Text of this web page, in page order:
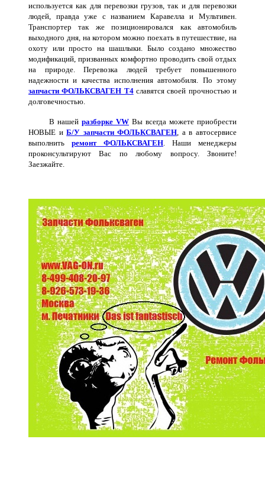
используется как для перевозки грузов, так и для перевозки
людей, правда уже с названием Каравелла и Мультивен.
Транспортер так же позиционировался как автомобиль
выходного дня, на котором можно поехать в путешествие, на
охоту или просто на шашлыки. Было создано множество
модификаций, призванных комфортно проводить свой отдых
на природе. Перевозка людей требует повышенного
надежности и качества исполнения автомобиля. По этому
запчасти ФОЛЬКСВАГЕН Т4славятся своей прочностью и
долговечностью.
В нашей разборке VW Вы всегда можете приобрести
НОВЫЕ иБ/У запчасти ФОЛЬКСВАГЕН , а в автосервисе
выполнить ремонт ФОЛЬКСВАГЕН . Наши менеджеры
проконсультируют Вас по любому вопросу. Звоните!
Заезжайте.